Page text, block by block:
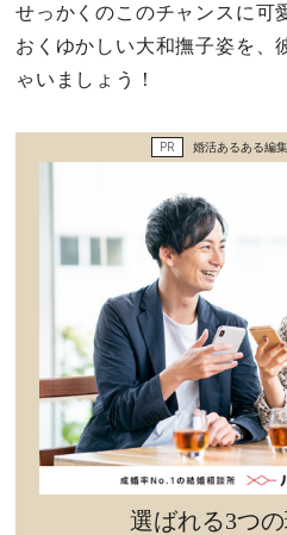
不倫・だめ男
感動
カルチャー・トレンド・芸能
せっかくのこのチャンスに可
おくゆかしい大和撫子姿を、
ゃいましょう！
PR 婚活あるある編
選ばれる3つ